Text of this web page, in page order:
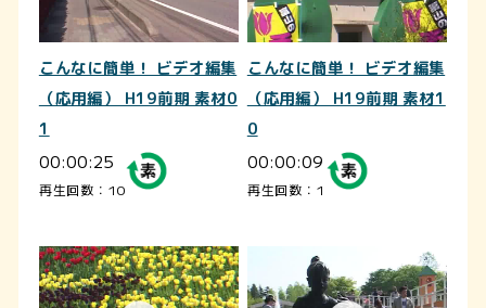
こんなに簡単！ ビデオ編集
（応用編） H19前期 素材0
1
00:00:25
再生回数：10
こんなに簡単！ ビデオ編集
（応用編） H19前期 素材1
0
00:00:09
再生回数：1